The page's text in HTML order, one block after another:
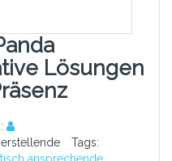
Lösungen
Tags: